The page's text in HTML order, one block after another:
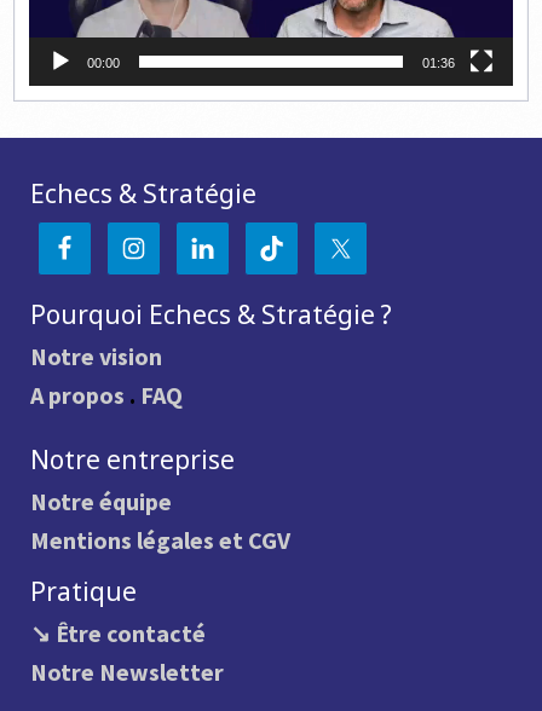
00:00 01:36
Echecs & Stratégie
Pourquoi Echecs & Stratégie ?
Notre vision
A propos . FAQ
Notre entreprise
Notre équipe
Mentions légales et CGV
Pratique
↘ Être contacté
Notre Newsletter